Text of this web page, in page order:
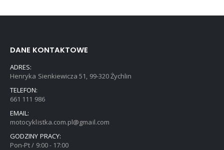
DANE KONTAKTOWE
ADRES:
Henryka Sienkiewicza 51, 99-320 Żychlin
TELEFON:
661 111 986
EMAIL:
motocyklistka.com.pl@gmail.com
GODZINY PRACY:
Pon-Pt / 9:00 - 17:00